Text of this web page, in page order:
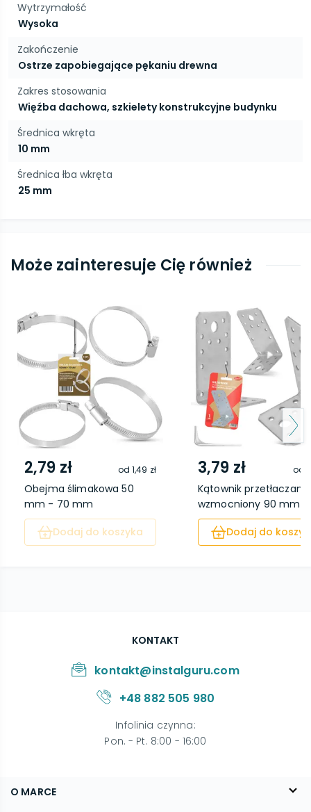
Wytrzymałość
Wysoka
Zakończenie
Ostrze zapobiegające pękaniu drewna
Zakres stosowania
Więźba dachowa, szkielety konstrukcyjne budynku
Średnica wkręta
10 mm
Średnica łba wkręta
25 mm
Może zainteresuje Cię również
2,79 zł od1,49 zł
Obejma ślimakowa 50
mm - 70 mm
Dodaj do koszyka
3,79 zł od
Kątownik przetłaczany
wzmocniony 90 mm
Dodaj do
O MARCE
KONTAKT
kontakt@instalguru.com
+48 882 505 980
Infolinia czynna:
Pon. - Pt. 8:00 - 16:00